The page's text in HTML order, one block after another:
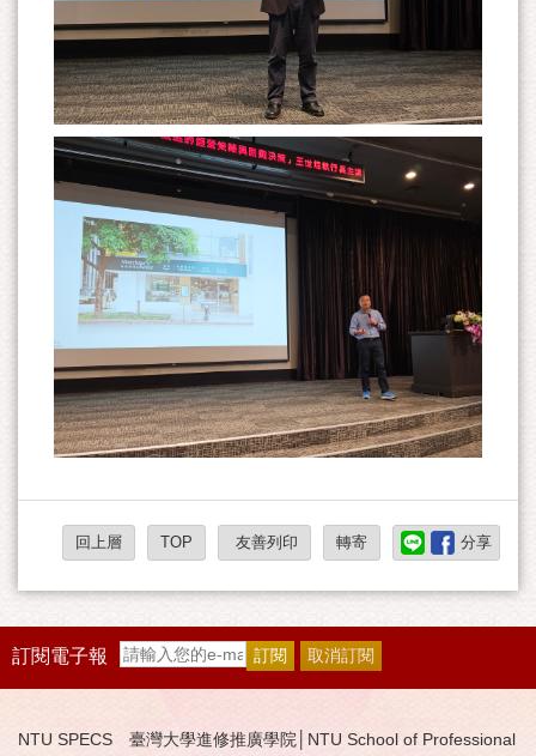
回上層 TOP 友善列印 轉寄 分享
訂閱電子報
NTU SPECS 臺灣大學進修推廣學院│NTU School of Professional